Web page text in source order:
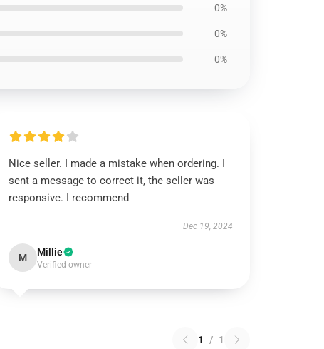
0%
0%
0%
Nice seller. I made a mistake when ordering. I
sent a message to correct it, the seller was
responsive. I recommend
Dec 19, 2024
M Millie
Verified owner
1 / 1